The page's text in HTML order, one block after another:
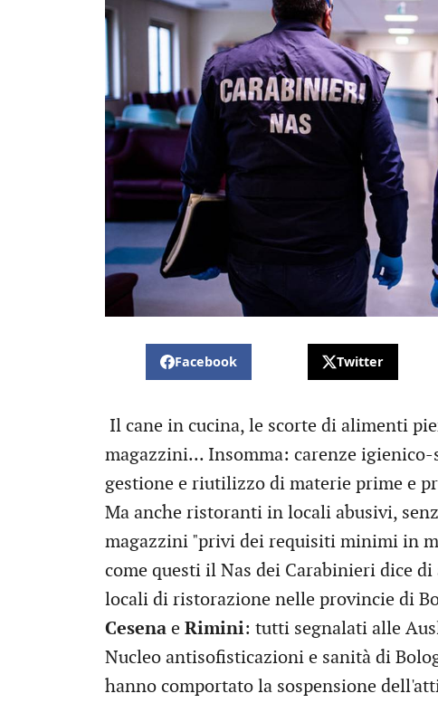
Facebook Twitter
Il cane in cucina, le scorte di alimenti
magazzini... Insomma: carenze
gestione e riutilizzo di materie prime e
Ma anche ristoranti in locali abusivi,
magazzini "privi dei requisiti minimi in
come questi il Nas dei Carabinieri dice
locali di ristorazione nelle provincie di
Cesena e Rimini: tutti segnalati alle
Nucleo antisofisticazioni e sanità di
hanno comportato la sospensione